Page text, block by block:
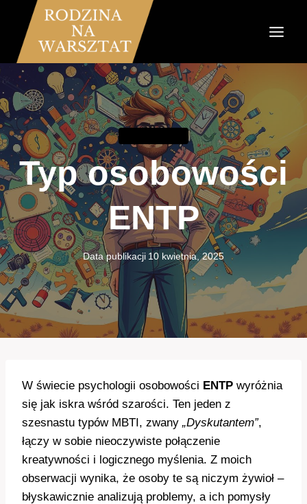
Przejdź
treści
Typ osobowości
ENTP
Data publikacji 10 kwietnia, 2025
W świecie psychologii osobowości ENTP wyróżnia
się jak iskra wśród szarości. Ten jeden z
szesnastu typów MBTI, zwany „Dyskutantem”,
łączy w sobie nieoczywiste połączenie
kreatywności i logicznego myślenia. Z moich
obserwacji wynika, że osoby te są niczym żywioł –
błyskawicznie analizują problemy, a ich pomysły